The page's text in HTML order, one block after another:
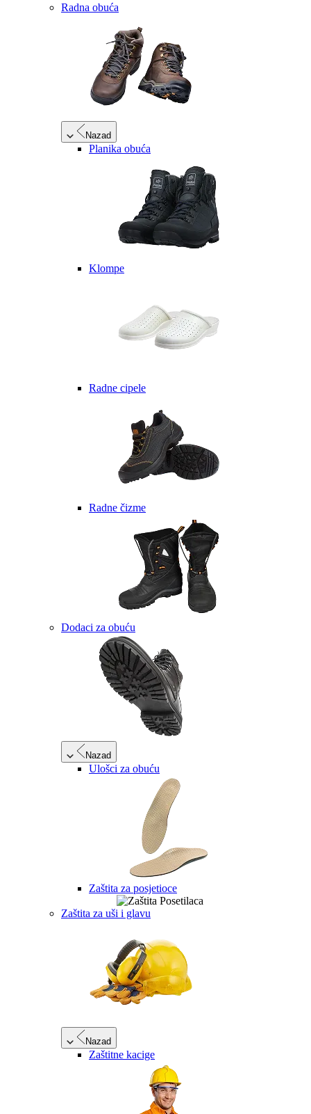
Radna obuća
Nazad
Planika obuća
Klompe
Radne cipele
Radne čizme
Dodaci za obuću
Nazad
Ulošci za obuću
Zaštita za posjetioce
Zaštita za uši i glavu
Nazad
Zaštitne kacige